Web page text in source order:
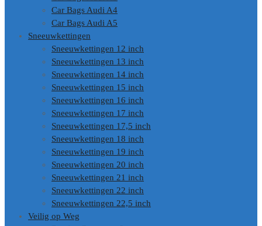
Car Bags Audi A4
Car Bags Audi A5
Sneeuwkettingen
Sneeuwkettingen 12 inch
Sneeuwkettingen 13 inch
Sneeuwkettingen 14 inch
Sneeuwkettingen 15 inch
Sneeuwkettingen 16 inch
Sneeuwkettingen 17 inch
Sneeuwkettingen 17,5 inch
Sneeuwkettingen 18 inch
Sneeuwkettingen 19 inch
Sneeuwkettingen 20 inch
Sneeuwkettingen 21 inch
Sneeuwkettingen 22 inch
Sneeuwkettingen 22,5 inch
Veilig op Weg